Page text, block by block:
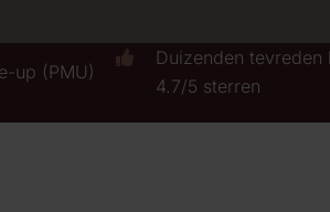
up (PMU)
Duizenden tevreden
4.7/5 sterren